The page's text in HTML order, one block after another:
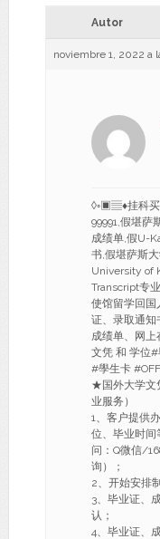
Autor
noviembre 1, 2022 a
◊◦▣▤♦挂科买
99991,假堪萨
成绩单,假U-
书,假堪萨斯
University of
Transcript专
使馆留学回国
证、录取通知
成绩单、网
文凭 和 学位
#學生卡
★国外大学文
业服务）
1、客户提供
位、毕业时间
问：Q微信/
询）；
2、开始安排
3、毕业证、
认；
4、毕业证、